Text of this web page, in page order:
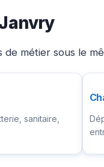
métier sous le
sanitaire,